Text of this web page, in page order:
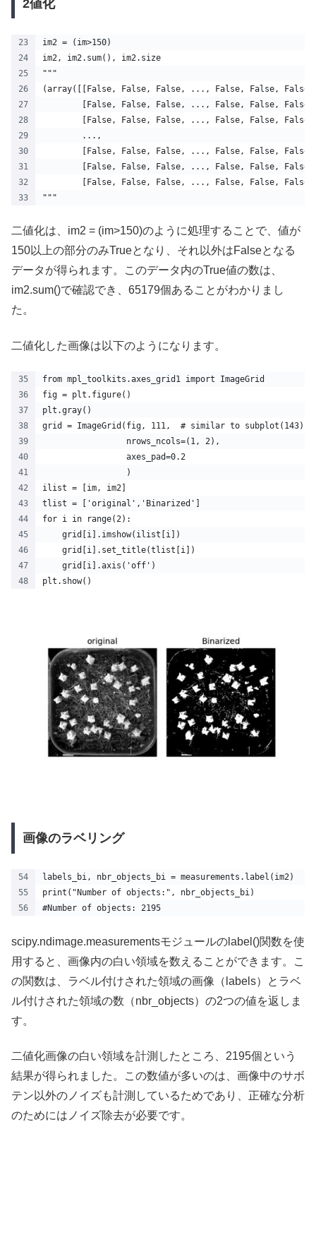
2値化
im2 = (im>150)
im2, im2.sum(), im2.size
"""
(array([[False, False, False, ..., False, False,
[False, False, False, ..., False, False,
[False, False, False, ..., False, False,
        ...,
[False, False, False, ..., False, False,
[False, False, False, ..., False, False,
[False, False, False, ..., False, False,
"""
二値化は、im2 = (im>150)のように処理することで、値が
150以上の部分のみTrueとなり、それ以外はFalseとなる
データが得られます。このデータ内のTrue値の数は、
im2.sum()で確認でき、65179個あることがわかりまし
た。
二値化した画像は以下のようになります。
from mpl_toolkits.axes_grid1 import ImageGrid
fig = plt.figure()
plt.gray()
grid = ImageGrid(fig, 111,  # similar to subplot(143)
                 nrows_ncols=(1, 2),
                 axes_pad=0.2
                 )
ilist = [im, im2]
tlist = ['original','Binarized']
for i in range(2):
    grid[i].imshow(ilist[i])
    grid[i].set_title(tlist[i])
    grid[i].axis('off')
plt.show()
画像のラベリング
labels_bi, nbr_objects_bi = measurements.label(im2)
print("Number of objects:", nbr_objects_bi)
#Number of objects: 2195
scipy.ndimage.measurementsモジュールのlabel()関数を使
用すると、画像内の白い領域を数えることができます。こ
の関数は、ラベル付けされた領域の画像（labels）とラベ
ル付けされた領域の数（nbr_objects）の2つの値を返しま
す。
二値化画像の白い領域を計測したところ、2195個という
結果が得られました。この数値が多いのは、画像中のサボ
テン以外のノイズも計測しているためであり、正確な分析
のためにはノイズ除去が必要です。